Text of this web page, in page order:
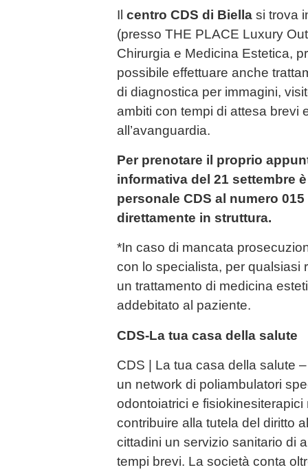
Il centro CDS di Biella si trova
(presso THE PLACE Luxury
Chirurgia e Medicina Estetica,
possibile effettuare anche
di diagnostica per immagini,
ambiti con tempi di attesa brevi
all’avanguardia.
Per prenotare il proprio
informativa del 21 settembre
personale CDS al numero
direttamente in struttura.
*In caso di mancata
con lo specialista, per qualsiasi
un trattamento di medicina
addebitato al paziente.
CDS-La tua casa della salute
CDS | La tua casa della salute
un network di poliambulatori
odontoiatrici e fisiokinesiterapici
contribuire alla tutela del diritto
cittadini un servizio sanitario di
tempi brevi. La società conta